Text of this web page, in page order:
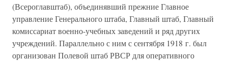
(Всероглавштаб), объединявший прежние Главное
управление Генерального штаба, Главный штаб, Главный
комиссариат военно-учебных заведений и ряд других
учреждений. Параллельно с ним с сентября 1918 г. был
организован Полевой штаб РВСР для оперативного